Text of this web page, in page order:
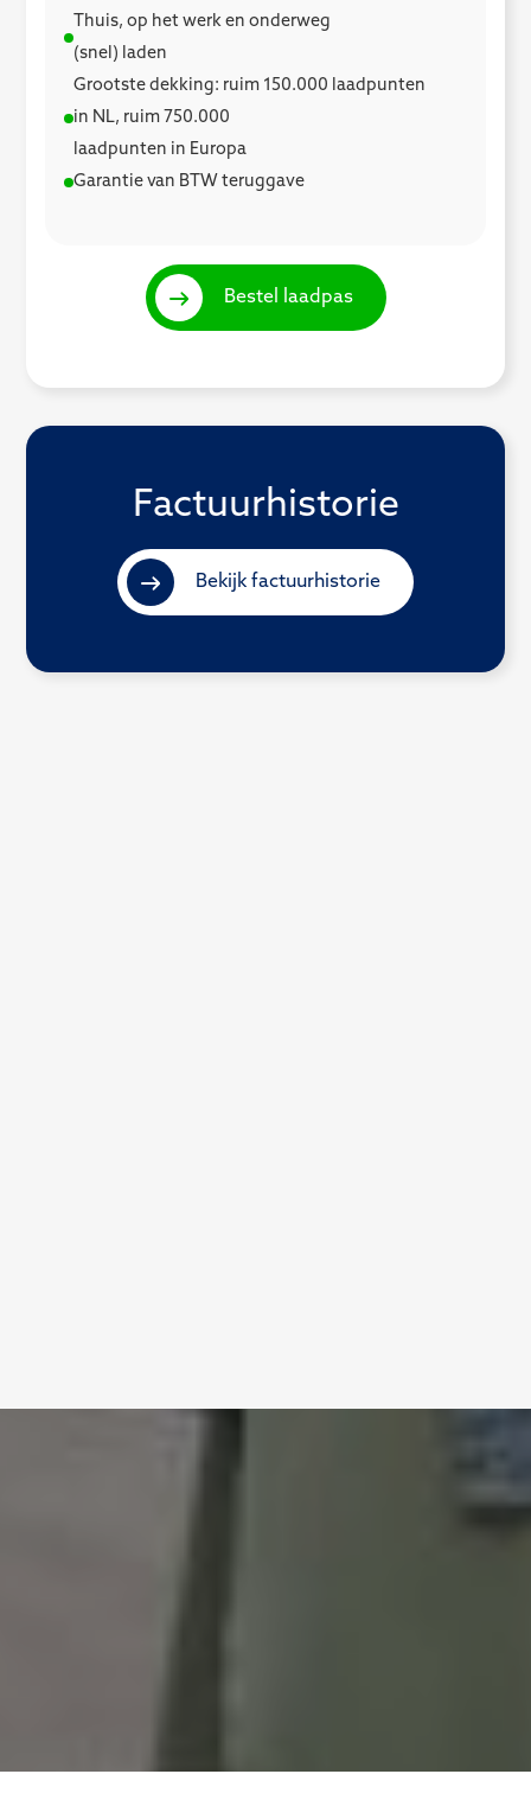
Thuis, op het werk en onderweg
(snel) laden
Grootste dekking: ruim 150.000 laadpunten
in NL, ruim 750.000
laadpunten in Europa
Garantie van BTW teruggave
Bestel laadpas
Factuurhistorie
Bekijk factuurhistorie